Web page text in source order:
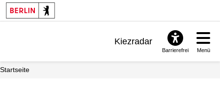
Kiezradar
Barrierefrei Menü
Startseite